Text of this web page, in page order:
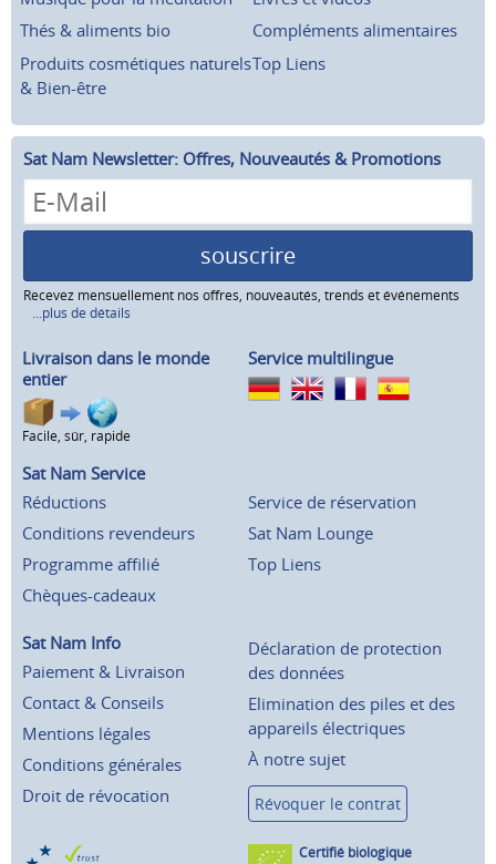
Thés & aliments bio
Compléments alimentaires
Produits cosmétiques naturels
& Bien-être
Top Liens
Sat Nam Newsletter: Offres, Nouveautés & Promotions
souscrire
Recevez mensuellement nos offres, nouveautés, trends et événements
...plus de détails
Livraison dans le monde
entier
Facile, sûr, rapide
Service multilingue
Sat Nam Service
Réductions
Conditions revendeurs
Programme affilié
Chèques-cadeaux
Service de réservation
Sat Nam Lounge
Top Liens
Sat Nam Info
Paiement & Livraison
Contact & Conseils
Mentions légales
Conditions générales
Droit de révocation
Déclaration de protection
des données
Elimination des piles et des
appareils électriques
À notre sujet
Révoquer le contrat
Certifié biologique